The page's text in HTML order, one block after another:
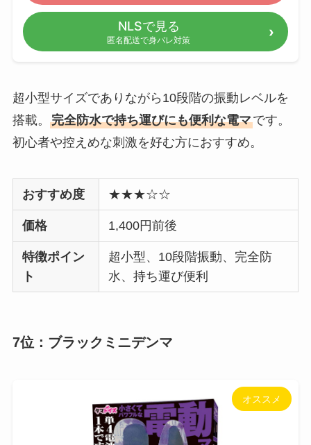
NLSで見る
匿名配送で身バレ対策
超小型サイズでありながら10段階の振動レベルを
搭載。 完全防水で持ち運びにも便利な電マです。
初心者や控えめな刺激を好む方におすすめ。
おすすめ度 ★★★☆☆
価格 1,400円前後
特徴ポイン
ト
超小型、10段階振動、完全防
水、持ち運び便利
7位：ブラックミニデンマ
オススメ